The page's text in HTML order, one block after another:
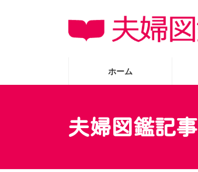
へ
ョ
ホーム
夫婦図鑑記事